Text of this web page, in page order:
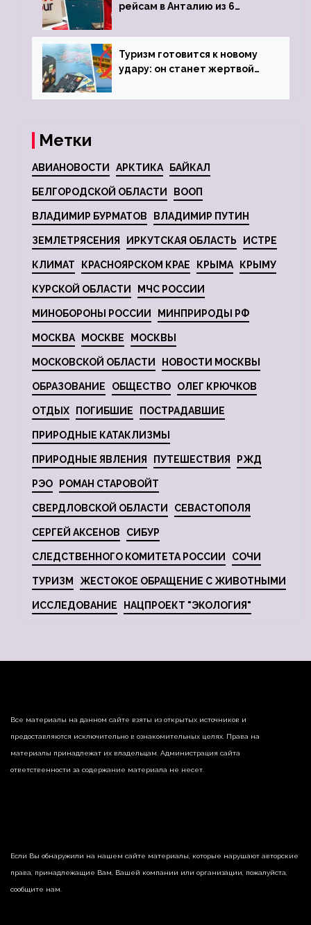
рейсам в Анталию из 6
Туризм готовится к новому
удару: он станет жертвой
Метки
АВИАНОВОСТИ АРКТИКА БАЙКАЛ
БЕЛГОРОДСКОЙ ОБЛАСТИ ВООП
ВЛАДИМИР БУРМАТОВ ВЛАДИМИР ПУТИН
ЗЕМЛЕТРЯСЕНИЯ ИРКУТСКАЯ ОБЛАСТЬ ИСТРЕ
КЛИМАТ КРАСНОЯРСКОМ КРАЕ КРЫМА КРЫМУ
КУРСКОЙ ОБЛАСТИ МЧС РОССИИ
МИНОБОРОНЫ РОССИИ МИНПРИРОДЫ РФ
МОСКВА МОСКВЕ МОСКВЫ
МОСКОВСКОЙ ОБЛАСТИ НОВОСТИ МОСКВЫ
ОБРАЗОВАНИЕ ОБЩЕСТВО ОЛЕГ КРЮЧКОВ
ОТДЫХ ПОГИБШИЕ ПОСТРАДАВШИЕ
ПРИРОДНЫЕ КАТАКЛИЗМЫ
ПРИРОДНЫЕ ЯВЛЕНИЯ ПУТЕШЕСТВИЯ РЖД
РЭО РОМАН СТАРОВОЙТ
СВЕРДЛОВСКОЙ ОБЛАСТИ СЕВАСТОПОЛЯ
СЕРГЕЙ АКСЕНОВ СИБУР
СЛЕДСТВЕННОГО КОМИТЕТА РОССИИ СОЧИ
ТУРИЗМ ЖЕСТОКОЕ ОБРАЩЕНИЕ С ЖИВОТНЫМИ
ИССЛЕДОВАНИЕ НАЦПРОЕКТ "ЭКОЛОГИЯ"
Все материалы на данном сайте взяты из открытых источников и
предоставляются исключительно в ознакомительных целях. Права на
материалы принадлежат их владельцам. Администрация сайта
ответственности за содержание материала не несет.
Если Вы обнаружили на нашем сайте материалы, которые нарушают авторские
права, принадлежащие Вам, Вашей компании или организации, пожалуйста,
сообщите нам.